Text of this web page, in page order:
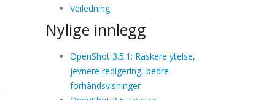
Veiledning
Nylige innlegg
OpenShot 3.5.1: Raskere ytelse,
jevnere redigering, bedre
forhåndsvisninger